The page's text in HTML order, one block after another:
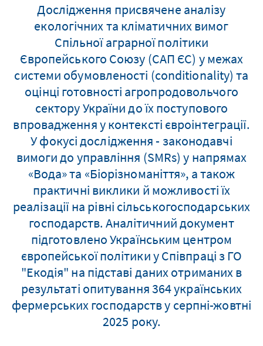
Дослідження присвячене аналізу
екологічних та кліматичних вимог
Спільної аграрної політики
Європейського Союзу (САП ЄС) у межах
системи обумовленості (conditionality) та
оцінці готовності агропродовольчого
сектору України до їх поступового
впровадження у контексті євроінтеграції.
У фокусі дослідження - законодавчі
вимоги до управління (SMRs) у напрямах
«Вода» та «Біорізноманіття», а також
практичні виклики й можливості їх
реалізації на рівні сільськогосподарських
господарств. Аналітичний документ
підготовлено Українським центром
європейської політики у Співпраці з ГО
"Екодія" на підставі даних отриманих в
результаті опитування 364 українських
фермерських господарств у серпні-жовтні
2025 року.